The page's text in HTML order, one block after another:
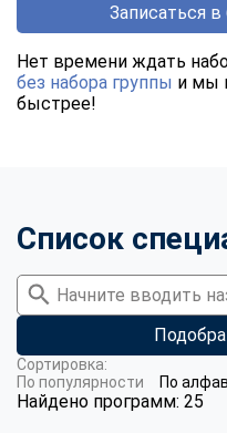
Записаться
Нет времени ждать
без набора группы и мы
быстрее!
Список
Найдено программ: 25
Сортировка:
По популярности
По